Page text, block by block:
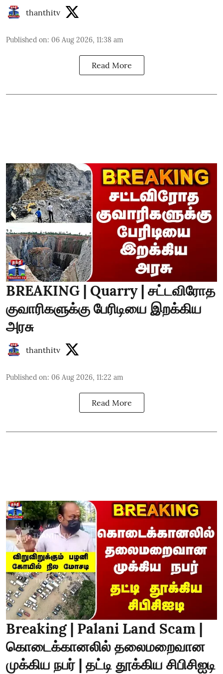
thanthitv
Published on: 06 Aug 2026, 11:38 am
Read More
BREAKING | Quarry | சட்டவிரோத
குவாரிகளுக்கு பேரிடியை இறக்கிய
அரசு
thanthitv
Published on: 06 Aug 2026, 11:22 am
Read More
Breaking | Palani Land Scam |
கொடைக்கானலில் தலைமறைவான
முக்கிய நபர் | தட்டி தூக்கிய சிபிசிஐடி